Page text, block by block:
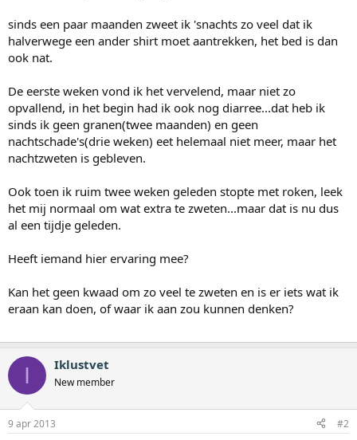
e
r
sinds een paar maanden zweet ik 'snachts zo veel dat ik
halverwege een ander shirt moet aantrekken, het bed is dan
ook nat.
De eerste weken vond ik het vervelend, maar niet zo
opvallend, in het begin had ik ook nog diarree...dat heb ik
sinds ik geen granen(twee maanden) en geen
nachtschade's(drie weken) eet helemaal niet meer, maar het
nachtzweten is gebleven.
Ook toen ik ruim twee weken geleden stopte met roken, leek
het mij normaal om wat extra te zweten...maar dat is nu dus
al een tijdje geleden.
Heeft iemand hier ervaring mee?
Kan het geen kwaad om zo veel te zweten en is er iets wat ik
eraan kan doen, of waar ik aan zou kunnen denken?
I Iklustvet
New member
9 apr 2013 #2